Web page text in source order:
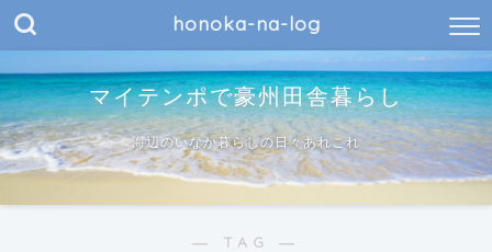
honoka-na-log
マイテンポで豪州田舎暮らし
海辺のいなか暮らしの日々あれこれ
― TAG ―